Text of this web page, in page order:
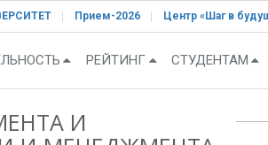
Прием-2026 Центр «Шаг в
РЕЙТИНГ СТУДЕНТАМ
И